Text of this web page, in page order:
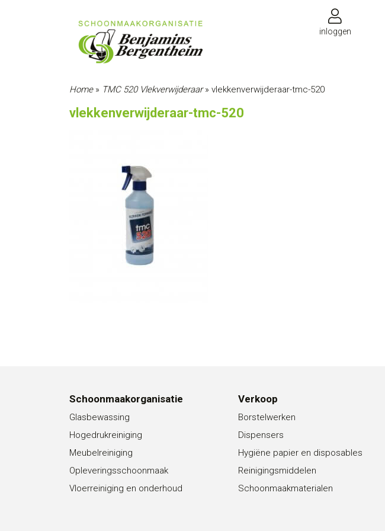
inloggen
Home» TMC 520 Vlekverwijderaar» vlekkenverwijderaar-tmc-520
vlekkenverwijderaar-tmc-520
Schoonmaakorganisatie
Glasbewassing
Hogedrukreiniging
Meubelreiniging
Opleveringsschoonmaak
Vloerreiniging en onderhoud
Verkoop
Borstelwerken
Dispensers
Hygiëne papier en disposables
Reinigingsmiddelen
Schoonmaakmaterialen